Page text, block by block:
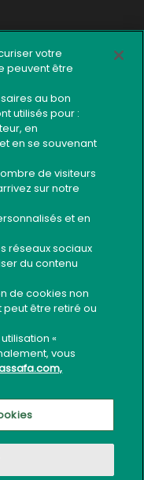
Mobile
bancaires
-Mentions légales
votre
peuvent être
au bon
utilisés pour :
en
en se souvenant
de visiteurs
sur notre
et en
réseaux sociaux
du contenu
de cookies non
être retiré ou
«
vous